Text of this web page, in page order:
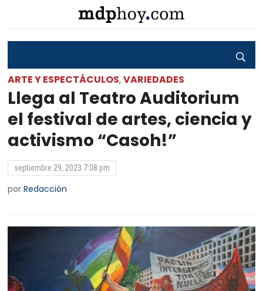
ARTE Y ESPECTÁCULOS,VARIEDADES
Llega al Teatro Auditorium
el festival de artes, ciencia y
activismo “Casoh!”
septiembre 29, 2023 7:08 pm
porRedacción